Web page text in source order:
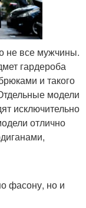
не все мужчины.
гардероба
и такого
модели
исключительно
отлично
фасону, но и